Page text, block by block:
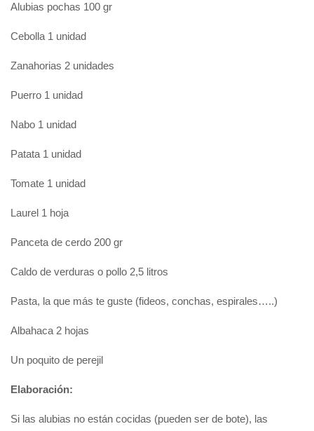
Alubias pochas 100 gr
Cebolla 1 unidad
Zanahorias 2 unidades
Puerro 1 unidad
Nabo 1 unidad
Patata 1 unidad
Tomate 1 unidad
Laurel 1 hoja
Panceta de cerdo 200 gr
Caldo de verduras o pollo 2,5 litros
Pasta, la que más te guste (fideos, conchas, espirales…..)
Albahaca 2 hojas
Un poquito de perejil
Elaboración:
Si las alubias no están cocidas (pueden ser de bote), las